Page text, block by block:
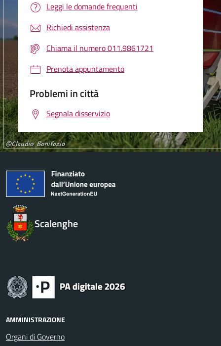
Leggi le domande frequenti
Richiedi assistenza
Chiama il numero 011.9861721
Prenota appuntamento
Problemi in città
Segnala disservizio
Scalenghe
AMMINISTRAZIONE
Organi di Governo